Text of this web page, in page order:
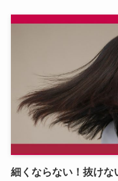
細くならない！抜けな